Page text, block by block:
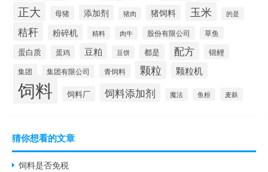
正大 母猪 添加剂 猪肉 猪饲料 玉米 的是
秸秆 粉碎机 精料 肉牛 股份有限公司 草鱼
蛋白质 蛋鸡 豆粕 豆饼 都是 配方 锦鲤
集团 集团有限公司 青饲料 颗粒 颗粒机
饲料 饲料厂 饲料添加剂 魔法 鱼粉 麦麸
猜你想看的文章
饲料是否免税